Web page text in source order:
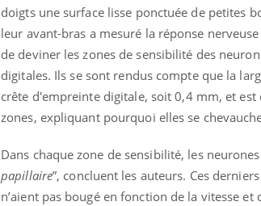
doigts une surface lisse ponctuée de petites
leur avant-bras a mesuré la réponse
de deviner les zones de sensibilité des
digitales. Ils se sont rendus compte que la
crête d'empreinte digitale, soit 0,4 mm, et
zones, expliquant pourquoi elles se
Dans chaque zone de sensibilité, les neurones
papillaire”, concluent les auteurs. Ces
n’aient pas bougé en fonction de la vitesse